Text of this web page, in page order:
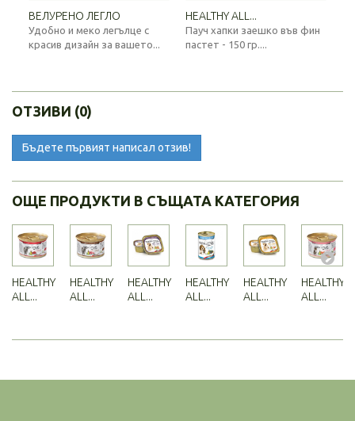
ВЕЛУРЕНО ЛЕГЛО
Удобно и меко легълце с
красив дизайн за вашето...
HEALTHY ALL...
Пауч хапки заешко във фин
пастет - 150 гр....
ОТЗИВИ (0)
Бъдете първият написал отзив!
ОЩЕ ПРОДУКТИ В СЪЩАТА КАТЕГОРИЯ
HEALTHY
ALL...
HEALTHY
ALL...
HEALTHY
ALL...
HEALTHY
ALL...
HEALTHY
ALL...
HEALTHY
ALL...